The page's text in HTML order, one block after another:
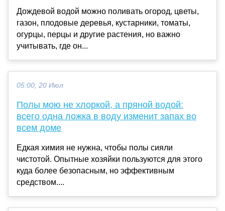
Дождевой водой можно поливать огород, цветы,
газон, плодовые деревья, кустарники, томаты,
огурцы, перцы и другие растения, но важно
учитывать, где он...
05:00, 20 Июл
Полы мою не хлоркой, а пряной водой:
всего одна ложка в воду изменит запах во
всем доме
Едкая химия не нужна, чтобы полы сияли
чистотой. Опытные хозяйки пользуются для этого
куда более безопасным, но эффективным
средством....